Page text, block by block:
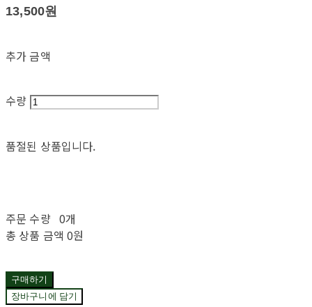
13,500원
추가 금액
수량
품절된 상품입니다.
주문 수량 0개
총 상품 금액 0원
구매하기
장바구니에 담기